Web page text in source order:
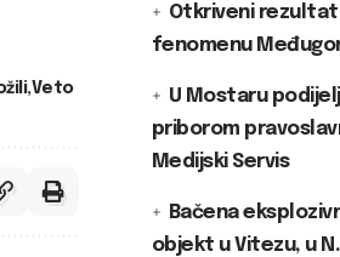
Veto
Otkriveni
fenomenu
U Mostaru
priborom
Medijski Servis
Bačena
objekt u Vitezu, u